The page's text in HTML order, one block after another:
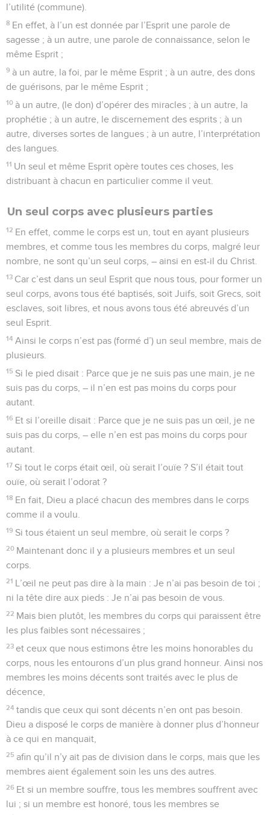
l’utilité (commune).
8 En effet, à l’un est donnée par l’Esprit une parole de
sagesse ; à un autre, une parole de connaissance, selon le
même Esprit ;
9 à un autre, la foi, par le même Esprit ; à un autre, des dons
de guérisons, par le même Esprit ;
10 à un autre, (le don) d’opérer des miracles ; à un autre, la
prophétie ; à un autre, le discernement des esprits ; à un
autre, diverses sortes de langues ; à un autre, l’interprétation
des langues.
11 Un seul et même Esprit opère toutes ces choses, les
distribuant à chacun en particulier comme il veut.
Un seul corps avec plusieurs parties
12 En effet, comme le corps est un, tout en ayant plusieurs
membres, et comme tous les membres du corps, malgré leur
nombre, ne sont qu’un seul corps, – ainsi en est-il du Christ.
13 Car c’est dans un seul Esprit que nous tous, pour former un
seul corps, avons tous été baptisés, soit Juifs, soit Grecs, soit
esclaves, soit libres, et nous avons tous été abreuvés d’un
seul Esprit.
14 Ainsi le corps n’est pas (formé d’) un seul membre, mais de
plusieurs.
15 Si le pied disait : Parce que je ne suis pas une main, je ne
suis pas du corps, – il n’en est pas moins du corps pour
autant.
16 Et si l’oreille disait : Parce que je ne suis pas un œil, je ne
suis pas du corps, – elle n’en est pas moins du corps pour
autant.
17 Si tout le corps était œil, où serait l’ouïe ? S’il était tout
ouïe, où serait l’odorat ?
18 En fait, Dieu a placé chacun des membres dans le corps
comme il a voulu.
19 Si tous étaient un seul membre, où serait le corps ?
20 Maintenant donc il y a plusieurs membres et un seul
corps.
21 L’œil ne peut pas dire à la main : Je n’ai pas besoin de toi ;
ni la tête dire aux pieds : Je n’ai pas besoin de vous.
22 Mais bien plutôt, les membres du corps qui paraissent être
les plus faibles sont nécessaires ;
23 et ceux que nous estimons être les moins honorables du
corps, nous les entourons d’un plus grand honneur. Ainsi nos
membres les moins décents sont traités avec le plus de
décence,
24 tandis que ceux qui sont décents n’en ont pas besoin.
Dieu a disposé le corps de manière à donner plus d’honneur
à ce qui en manquait,
25 afin qu’il n’y ait pas de division dans le corps, mais que les
membres aient également soin les uns des autres.
26 Et si un membre souffre, tous les membres souffrent avec
lui ; si un membre est honoré, tous les membres se